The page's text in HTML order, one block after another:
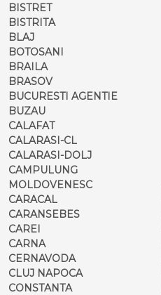
BISTRET
BISTRITA
BLAJ
BOTOSANI
BRAILA
BRASOV
BUCURESTI AGENTIE
BUZAU
CALAFAT
CALARASI-CL
CALARASI-DOLJ
CAMPULUNG
MOLDOVENESC
CARACAL
CARANSEBES
CAREI
CARNA
CERNAVODA
CLUJ NAPOCA
CONSTANTA